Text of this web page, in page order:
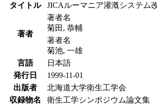
タイトル
JICAルーマニア灌漑システム
著者
著者名
菊田, 恭輔
著者名
菊池, 一雄
言語
日本語
発行日
1999-11-01
出版者
北海道大学衛生工学会
収録物名
衛生工学シンポジウム論文集